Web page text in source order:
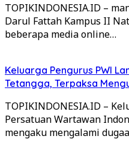
TOPIKINDONESIA.ID –
Darul Fattah Kampus II
beberapa media online…
Keluarga Pengurus PWI
Tetangga, Terpaksa
TOPIKINDONESIA.ID –
Persatuan Wartawan
mengaku mengalami